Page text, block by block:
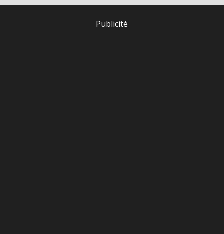
Publicité